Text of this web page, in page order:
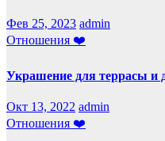
Фев 25, 2023 admin
Отношения ❤️
Украшение для террасы и
Окт 13, 2022 admin
Отношения ❤️